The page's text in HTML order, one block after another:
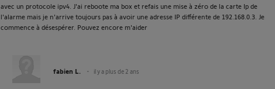
avec un protocole ipv4. J'ai reboote ma box et refais une mise à zéro de la carte Ip de
l'alarme mais je n'arrive toujours pas à avoir une adresse IP différente de 192.168.0.3. Je
commence à désespérer. Pouvez encore m'aider
fabien L. il y a plus de 2 ans